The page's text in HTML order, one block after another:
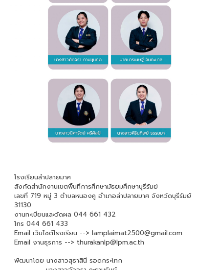
โรงเรียนลำปลายมาศ
สังกัดสำนักงานเขตพื้นที่การศึกษามัธยมศึกษาบุรีรัมย์
เลขที่ 719 หมู่ 3 ตำบลหนองคู อำเภอลำปลายมาศ จังหวัดบุรีรัมย์
31130
งานทะเบียนและวัดผล 044 661 432
โทร044 661 433
Emailเว็บไซต์โรงเรียน -->lamplaimat2500@gmail.com
Email งานธุรการ --> thurakanlp@lpm.ac.th
พัฒนาโดย นางสาวสุธาสินี รอดกระโทก